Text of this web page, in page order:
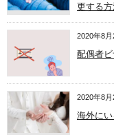
更する方
2020年8月
配偶者
2020年8月
海外に